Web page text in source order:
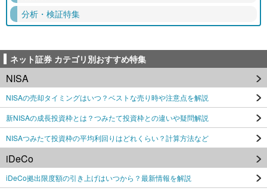
分析・検証特集
ネット証券 カテゴリ別おすすめ特集
NISA
NISAの売却タイミングはいつ？ベストな売り時や注意点を解説
新NISAの成長投資枠とは？つみたて投資枠との違いや疑問解説
NISAつみたて投資枠の平均利回りはどれくらい？計算方法など
iDeCo
iDeCo拠出限度額の引き上げはいつから？最新情報を解説